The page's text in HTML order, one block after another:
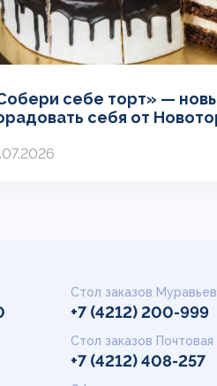
себе торт» —
себя от
Стол заказов
+7 (4212) 200-999
Стол заказов Почтовая
+7 (4212) 408-257